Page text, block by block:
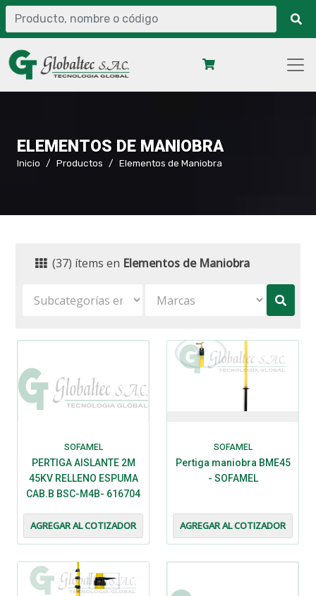
ELEMENTOS DE MANIOBRA
Inicio Productos Elementos de Maniobra
(37) ítems en Elementos de Maniobra
SOFAMEL
PERTIGA AISLANTE 2M
45KV RELLENO ESPUMA
CAB.B BSC-M4B- 616704
AGREGAR AL COTIZADOR
SOFAMEL
Pertiga maniobra BME45
- SOFAMEL
AGREGAR AL COTIZADOR